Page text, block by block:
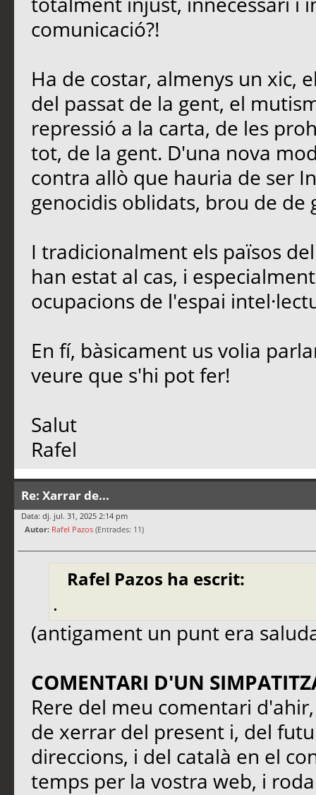
comunicació?!
Ha de costar, almenys un xic,
del passat de la gent, el
repressió a la carta, de les
tot, de la gent. D'una nova
contra allò que hauria de ser
genocidis oblidats, brou de de
I tradicionalment els països
han estat al cas, i
ocupacions de l'espai
En fí, bàsicament us volia
veure que s'hi pot fer!
Salut
Rafel
Re: Xarrar de...
Data: dj. jul. 31, 2025 2:14 pm
Autor: Rafel Pazos (Entrades: 11)
Rafel Pazos ha escrit:
.
(antigament un punt era
COMENTARI D'UN
Rere del meu comentari
de xerrar del present i, del
direccions, i del català en el
temps per la vostra web, i